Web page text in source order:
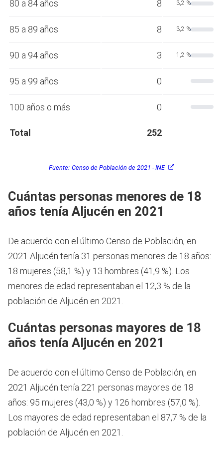
80 a 84 años 8 3,2 %
85 a 89 años 8 3,2 %
90 a 94 años 3 1,2 %
95 a 99 años 0
100 años o más 0
Total 252
Fuente: Censo de Población de 2021 - INE
Cuántas personas menores de 18
años tenía Aljucén en 2021
De acuerdo con el último Censo de Población, en
2021 Aljucén tenía 31 personas menores de 18 años:
18 mujeres (58,1 %) y 13 hombres (41,9 %). Los
menores de edad representaban el 12,3 % de la
población de Aljucén en 2021.
Cuántas personas mayores de 18
años tenía Aljucén en 2021
De acuerdo con el último Censo de Población, en
2021 Aljucén tenía 221 personas mayores de 18
años: 95 mujeres (43,0 %) y 126 hombres (57,0 %).
Los mayores de edad representaban el 87,7 % de la
población de Aljucén en 2021.